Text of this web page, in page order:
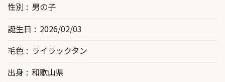
性別
男の子
誕生日
2026/02/03
毛色
ライラックタン
出身
和歌山県